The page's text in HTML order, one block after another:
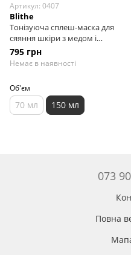
Артикул: 0407
Blithe
Тонізуюча сплеш-маска для
сяяння шкіри з медом і
екстрактом цитрусів Blithe
Patting Splash Mask Energy
795 грн
Немає в наявності
Об'єм
70 мл 150 мл
073
Повна